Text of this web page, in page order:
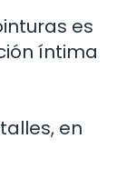
es
íntima
en